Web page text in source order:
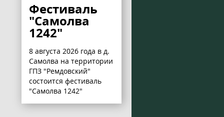
Фестиваль
"Самолва
1242"
8 августа 2026 года в д.
Самолва на территории
ГПЗ "Ремдовский"
состоится фестиваль
"Самолва 1242"